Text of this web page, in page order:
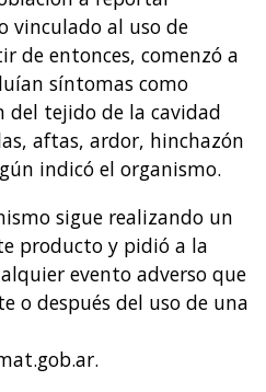
vinculado al uso de
de entonces, comenzó a
síntomas como
del tejido de la cavidad
aftas, ardor, hinchazón
indicó el organismo.
sigue realizando un
producto y pidió a la
evento adverso que
o después del uso de una
.